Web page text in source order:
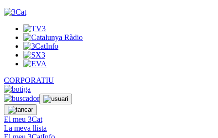
CORPORATIU
El meu 3Cat
La meva llista